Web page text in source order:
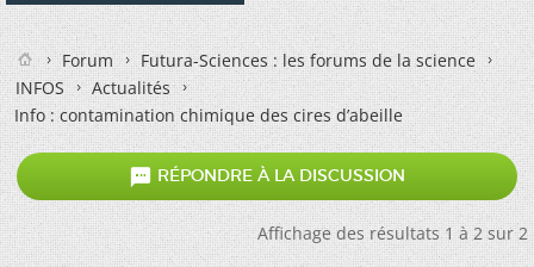
Forum
Futura-Sciences : les forums de la science
INFOS
Actualités
Info : contamination chimique des cires d’abeille
 RÉPONDRE À LA DISCUSSION
Affichage des résultats 1 à 2 sur 2